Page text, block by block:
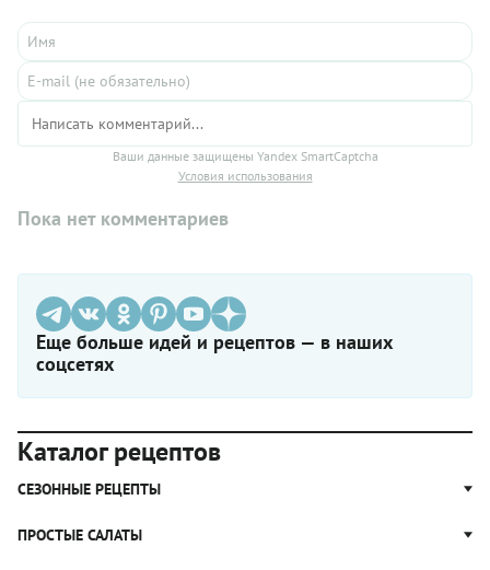
Ваши данные защищены Yandex SmartCaptcha
Условия использования
Пока нет комментариев
Еще больше идей и рецептов — в наших
соцсетях
Каталог рецептов
СЕЗОННЫЕ РЕЦЕПТЫ
Рецепты из капусты
ПРОСТЫЕ САЛАТЫ